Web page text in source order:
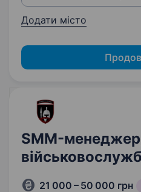
Додати місто
SMM-
21 000 – 50 000 грн